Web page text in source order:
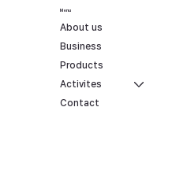
Menu
About us
Business
Products
Activites
Contact